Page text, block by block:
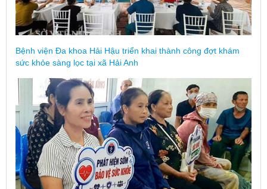
Bệnh viện Đa khoa Hải Hậu triển khai thành công đợt khám
sức khỏe sàng lọc tại xã Hải Anh